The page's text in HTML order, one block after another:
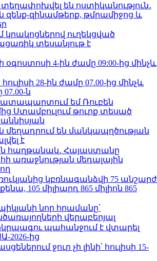
տեղափոխվել են ոստիկանություն․
զենք-զինամթերք, թմրամիջոց և
կրակոցներով ուղեկցված
տեսանյութ է
օգոստոսի 4-ին ժամը 09:00-ից մինչև
հուլիսի 28-ին ժամը 07.00-ից մինչև
07.00-ն
եմ Ռուբեն
Ստամբուլում թուրք տեսած
մեղադրում են մանկապղծության
է
հաղթանակ․ Հայաստանը
առաջնության մեդալային
կբռնագանձվի 75 անշարժ
105 միլիարդ 865 միլիոն 865
նոր հրամանը՝
վերաբերյալ
պահանջում է վտարել
2026-ից
ջուր չի լինի՝ հուլիսի 15-